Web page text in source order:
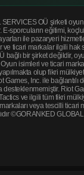
OÜ şirketi
E-sporcuların eğitimi,
ile pazaryeri
ve ticari markalar ilgili hak
bağlı bir şirket değildir,
isimleri ve ticari
olup fikri
Games, Inc. ile bağlantılı
desteklenmemiştir. Riot
ve ilgili tüm fikri
veya tescilli ticari
©GORANKED